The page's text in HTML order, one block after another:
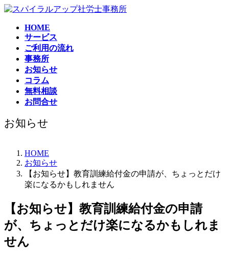
コ
ナ
HOME
サービス
ご利用の流れ
事務所
お知らせ
コラム
無料相談
お問合せ
お知らせ
HOME
お知らせ
【お知らせ】教育訓練給付金の申請が、ちょっとだけ
楽になるかもしれません
【お知らせ】教育訓練給付金の申請
が、ちょっとだけ楽になるかもしれま
せん